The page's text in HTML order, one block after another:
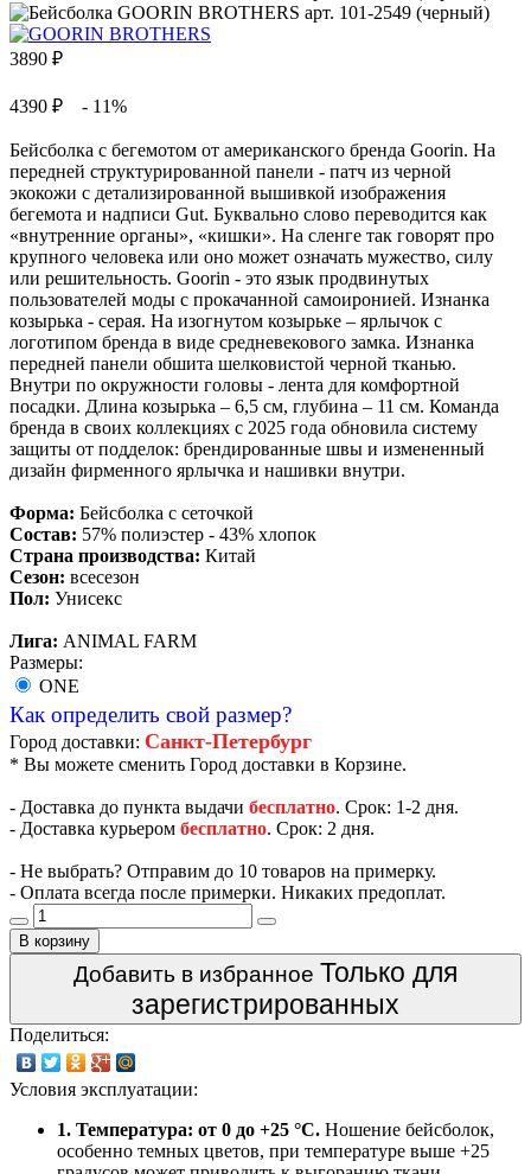
3890 ₽
4390 ₽ - 11%
Бейсболка с бегемотом от американского бренда Goorin. На
передней структурированной панели - патч из черной
экокожи с детализированной вышивкой изображения
бегемота и надписи Gut. Буквально слово переводится как
«внутренние органы», «кишки». На сленге так говорят про
крупного человека или оно может означать мужество, силу
или решительность. Goorin - это язык продвинутых
пользователей моды с прокачанной самоиронией. Изнанка
козырька - серая. На изогнутом козырьке – ярлычок с
логотипом бренда в виде средневекового замка. Изнанка
передней панели обшита шелковистой черной тканью.
Внутри по окружности головы - лента для комфортной
посадки. Длина козырька – 6,5 см, глубина – 11 см. Команда
бренда в своих коллекциях с 2025 года обновила систему
защиты от подделок: брендированные швы и измененный
дизайн фирменного ярлычка и нашивки внутри.
Форма: Бейсболка с сеточкой
Состав: 57% полиэстер - 43% хлопок
Страна производства: Китай
Сезон: всесезон
Пол: Унисекс
Лига: ANIMAL FARM
Размеры:
ONE
Как определить свой размер?
Город доставки: Санкт-Петербург
* Вы можете сменить Город доставки в Корзине.
- Доставка до пункта выдачи бесплатно. Срок: 1-2 дня.
- Доставка курьером бесплатно. Срок: 2 дня.
- Не выбрать? Отправим до 10 товаров на примерку.
- Оплата всегда после примерки. Никаких предоплат.
В корзину
Добавить в избранное Только для
зарегистрированных
Поделиться:
Условия эксплуатации:
1. Температура: от 0 до +25 °C. Ношение бейсболок,
особенно темных цветов, при температуре выше +25